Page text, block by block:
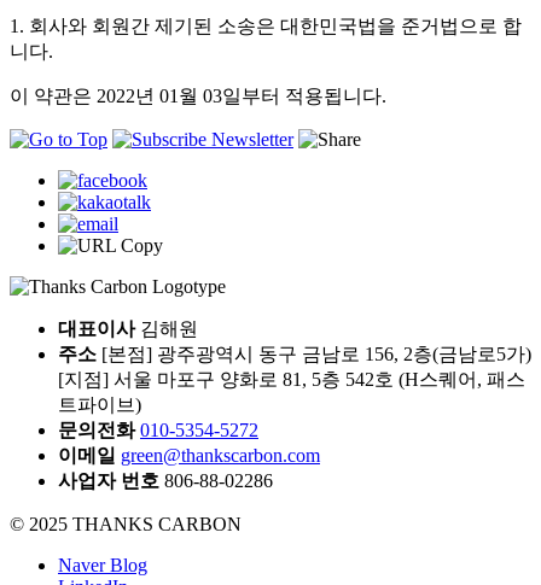
1. 회사와 회원간 제기된 소송은 대한민국법을 준거법으로 합
니다.
이 약관은 2022년 01월 03일부터 적용됩니다.
대표이사김해원
주소 [본점] 광주광역시 동구 금남로 156, 2층(금남로5가)
[지점] 서울 마포구 양화로 81, 5층 542호 (H스퀘어, 패스
트파이브)
문의전화 010-5354-5272
이메일 green@thankscarbon.com
사업자 번호 806-88-02286
© 2025 THANKS CARBON
Naver Blog